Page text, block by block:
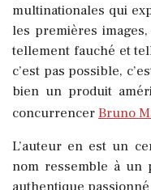
multinationales qui
les premières
tellement fauché et
c’est pas possible,
bien un produit
concurrencerBruno
L’auteur en est un
nom ressemble à un